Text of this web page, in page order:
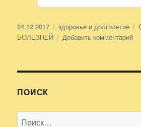
Опубликовано
24.12.2017 Рубрики
здоровье и долголетие
БОЛЕЗНЕЙ
Добавить комментарий
ПОИСК
Искать: